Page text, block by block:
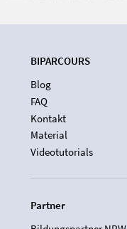
BIPARCOURS
Blog
FAQ
Kontakt
Material
Videotutorials
Partner